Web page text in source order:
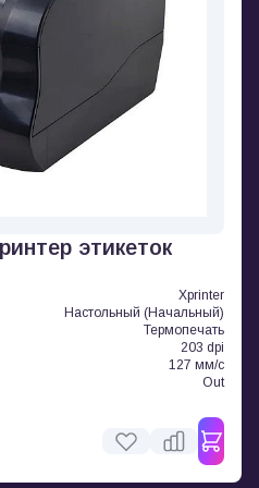
этикеток
Xprinter
Настольный (Начальный)
Термопечать
203 dpi
127 мм/с
Out